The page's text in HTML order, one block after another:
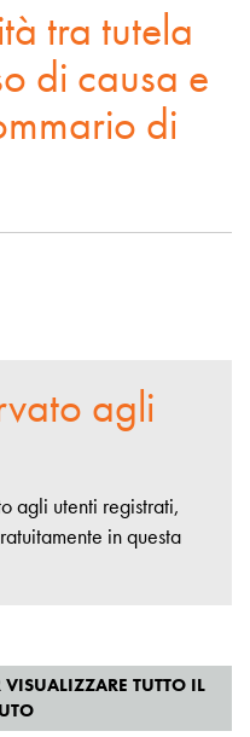
tra tutela
di causa e
di
agli
agli utenti registrati,
in questa